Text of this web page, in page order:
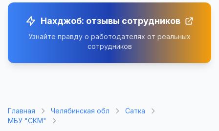
Нахджоб: отзывы сотрудников
Узнайте правду о работодателях от реальных
сотрудников
Главная Челябинская обл
Сатка
МБУ "СКМ"